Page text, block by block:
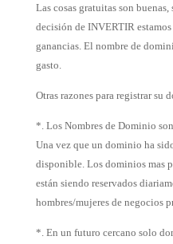
Las cosas gratuitas son
decisión de INVERTIR
ganancias. El nombre de
gasto.
Otras razones para registrar su
*. Los Nombres de Dominio
Una vez que un dominio ha
disponible. Los dominios mas
están siendo reservados
hombres/mujeres de negocios
*. En un futuro cercano solo